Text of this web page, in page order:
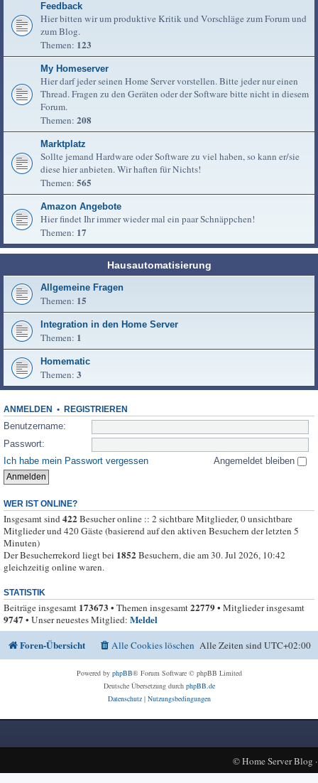
Feedback
Hier bitten wir um produktive Kritik und Vorschläge zum Forum und
zum Blog.
Themen: 123
My Homeserver
Hier darf jeder seinen Home Server vorstellen. Bitte jeder nur einen
Thread. Fragen zu den Geräten oder der Software bitte nicht in diesem
Forum.
Themen: 208
Marktplatz
Sollte jemand Hardware oder Software zu viel haben, so kann er/sie
diese hier anbieten. Wir haften für Nichts!
Themen: 565
Amazon Angebote
Hier findet Ihr immer wieder mal ein paar Schnäppchen!
Themen: 17
Hausautomatisierung
Allgemeine Fragen
Themen: 15
Integration in den Home Server
Themen: 1
Homematic
Themen: 3
ANMELDEN • REGISTRIEREN
Benutzername:
Passwort:
Ich habe mein Passwort vergessen
Angemeldet bleiben
WER IST ONLINE?
Insgesamt sind422Besucher online :: 2 sichtbare Mitglieder, 0 unsichtbare
Mitglieder und 420 Gäste (basierend auf den aktiven Besuchern der letzten 5
Minuten)
Der Besucherrekord liegt bei 1852Besuchern, die am 30. Jul 2026, 10:42
gleichzeitig online waren.
STATISTIK
Beiträge insgesamt 173673 • Themen insgesamt22779• Mitglieder insgesamt
9747• Unser neuestes Mitglied: Meldel
Foren-Übersicht
Alle Zeiten sindUTC+02:00
Alle Cookies löschen
Powered by phpBB® Forum Software © phpBB Limited
Deutsche Übersetzung durch phpBB.de
Datenschutz| Nutzungsbedingungen
©Home Server Blog